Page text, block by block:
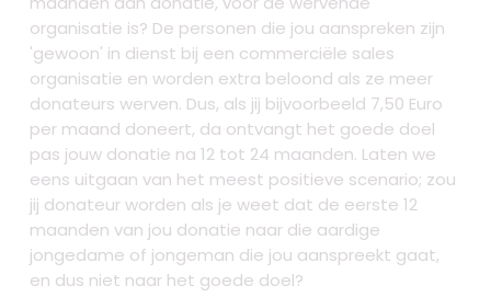
organisatie is? De personen die jou aanspreken zijn
'gewoon' in dienst bij een commerciële sales
organisatie en worden extra beloond als ze meer
donateurs werven. Dus, als jij bijvoorbeeld 7,50 Euro
per maand doneert, da ontvangt het goede doel
pas jouw donatie na 12 tot 24 maanden. Laten we
eens uitgaan van het meest positieve scenario; zou
jij donateur worden als je weet dat de eerste 12
maanden van jou donatie naar die aardige
jongedame of jongeman die jou aanspreekt gaat,
en dus niet naar het goede doel?